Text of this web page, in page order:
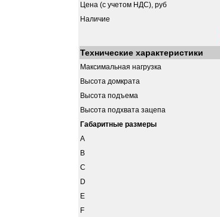
Цена (с учетом НДС), руб
Наличие
Технические характеристики
Максимальная нагрузка
Высота домкрата
Высота подъема
Высота подхвата зацепа
Габаритные размеры
A
B
C
D
E
F